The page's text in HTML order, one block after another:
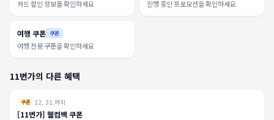
카드 할인 정보를 확인하세요 진행 중인 프로모션을 확인하세요
여행 쿠폰 쿠폰
여행 전용 쿠폰을 확인하세요
11번가의 다른 혜택
쿠폰 12. 31.까지
[11번가] 웰컴백 쿠폰